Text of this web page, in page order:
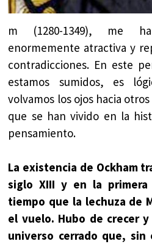
m (1280-1349), me
enormemente atractiva y
contradicciones. En este
estamos sumidos, es
volvamos los ojos hacia
que se han vivido en la
pensamiento.
La existencia de Ockham
siglo XIII y en la primera
tiempo que la lechuza de
el vuelo. Hubo de crecer
universo cerrado que, sin